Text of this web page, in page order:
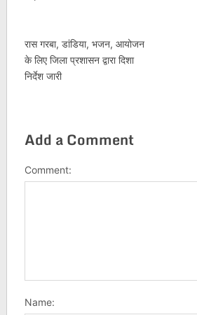
रास गरबा, डांडिया, भजन, आयोजन
के लिए जिला प्रशासन द्वारा दिशा
निर्देश जारी
Add a Comment
Comment:
Name: